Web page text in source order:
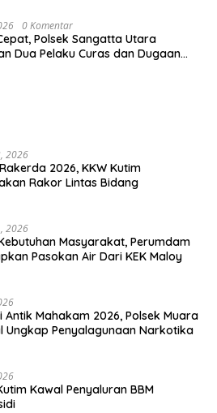
0 Komentar
Polsek Sangatta Utara
Dua Pelaku Curas dan Dugaan
2026
2026, KKW Kutim
Rakor Lintas Bidang
2026
Masyarakat, Perumdam
Pasokan Air Dari KEK Maloy
Antik Mahakam 2026, Polsek Muara
Ungkap Penyalagunaan Narkotika
Kawal Penyaluran BBM